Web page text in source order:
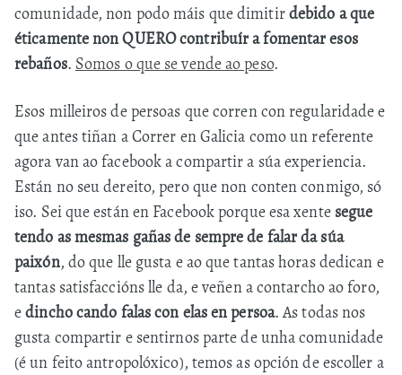
comunidade, non podo máis que dimitirdebido a que
éticamente non QUERO contribuír a fomentar esos
rebaños. Somos o que se vende ao peso.
Esos milleiros de persoas que corren con regularidade e
que antes tiñan a Correr en Galicia como un referente
agora van ao facebook a compartir a súa experiencia.
Están no seu dereito, pero que non conten conmigo, só
iso. Sei que están en Facebook porque esa xente segue
tendo as mesmas gañas de sempre de falar da súa
paixón, do que lle gusta e ao que tantas horas dedican e
tantas satisfaccións lle da, e veñen a contarcho ao foro,
edincho cando falas con elas en persoa. As todas nos
gusta compartir e sentirnos parte de unha comunidade
(é un feito antropolóxico), temos as opción de escoller a